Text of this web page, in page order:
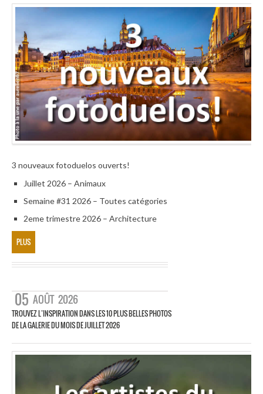
3 nouveaux fotoduelos ouverts!
Juillet 2026 – Animaux
Semaine #31 2026 – Toutes catégories
2eme trimestre 2026 – Architecture
PLUS
05 AOÛT 2026
TROUVEZ L’INSPIRATION DANS LES 10 PLUS BELLES PHOTOS
DE LA GALERIE DU MOIS DE JUILLET 2026